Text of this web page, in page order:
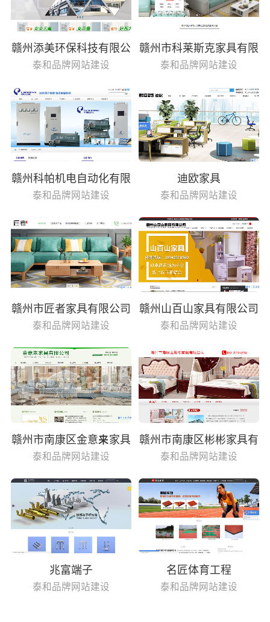
赣州添美环保科技有限公
司
泰和品牌网站建设
赣州市科莱斯克家具有限
公司
泰和品牌网站建设
赣州科帕机电自动化有限
公司
泰和品牌网站建设
迪欧家具
泰和品牌网站建设
赣州市匠者家具有限公司
泰和品牌网站建设
赣州山百山家具有限公司
泰和品牌网站建设
赣州市南康区金意来家具
有限公司
泰和品牌网站建设
赣州市南康区彬彬家具有
限公司
泰和品牌网站建设
兆富端子
泰和品牌网站建设
名匠体育工程
泰和品牌网站建设